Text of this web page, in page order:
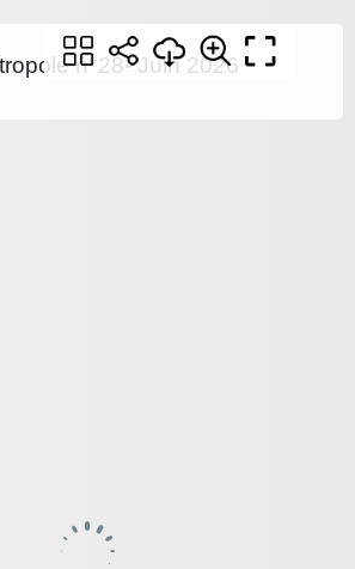
n°28- Juin 2026